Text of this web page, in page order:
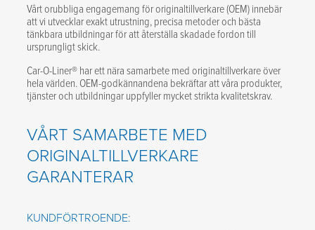
Vårt orubbliga engagemang för originaltillverkare (OEM) innebär
att vi utvecklar exakt utrustning, precisa metoder och bästa
tänkbara utbildningar för att återställa skadade fordon till
ursprungligt skick.
Car-O-Liner® har ett nära samarbete med originaltillverkare över
hela världen. OEM-godkännandena bekräftar att våra produkter,
tjänster och utbildningar uppfyller mycket strikta kvalitetskrav.
VÅRT SAMARBETE MED
ORIGINALTILLVERKARE
GARANTERAR
KUNDFÖRTROENDE: